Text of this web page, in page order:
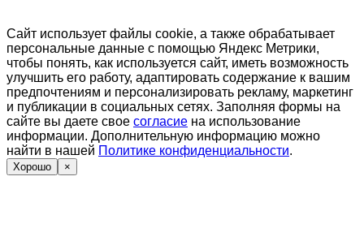
Сайт использует файлы cookie, а также обрабатывает
персональные данные с помощью Яндекс Метрики,
чтобы понять, как используется сайт, иметь возможность
улучшить его работу, адаптировать содержание к вашим
предпочтениям и персонализировать рекламу, маркетинг
и публикации в социальных сетях. Заполняя формы на
сайте вы даете свое согласие на использование
информации. Дополнительную информацию можно
найти в нашей Политике конфиденциальности.
Хорошо ×